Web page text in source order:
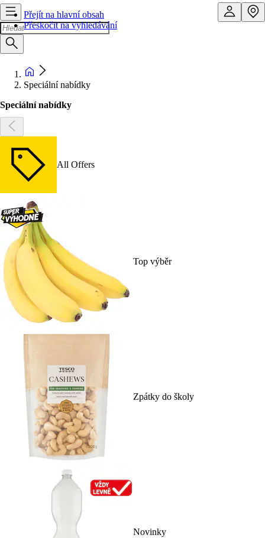
Přejít na hlavní obsah
Přeskočit na vyhledávání
Speciální nabídky
Speciální nabídky
All Offers
Top výběr
Zpátky do školy
Novinky